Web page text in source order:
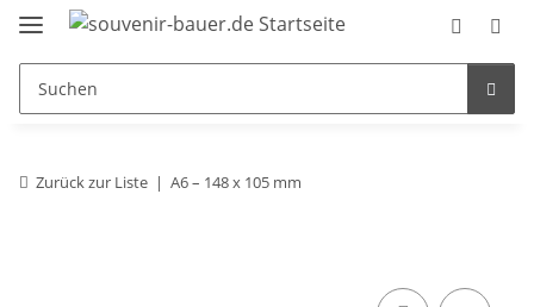
Zurück zur Liste A6 – 148 x 105 mm